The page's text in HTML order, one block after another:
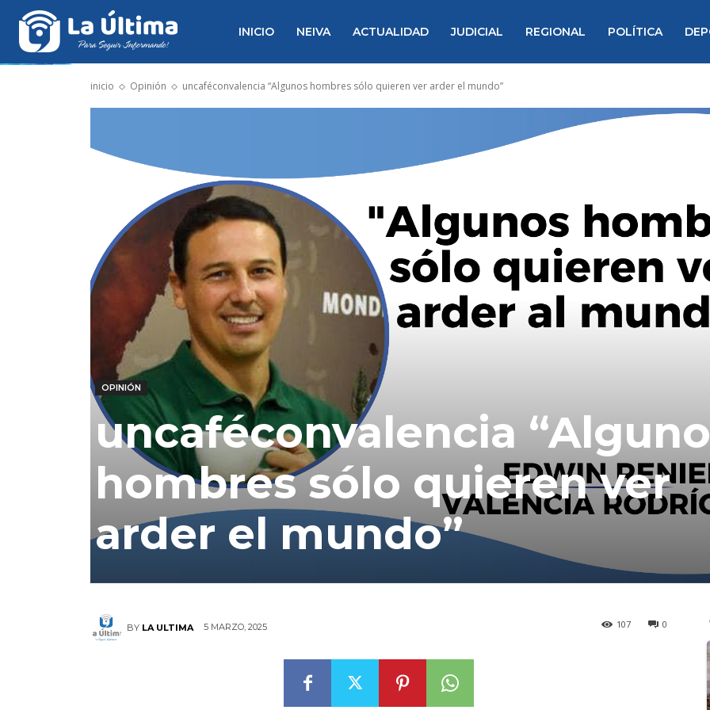
INICIO NEIVA ACTUALIDAD JUDICIAL REGIONAL POLÍTICA
inicio Opinión uncaféconvalencia “Algunos hombres sólo quieren ver arder el mundo”
OPINIÓN
uncaféconvalencia
hombres sólo quieren ver
arder el mundo”
BY LA ULTIMA 5 MARZO, 2025 0
107